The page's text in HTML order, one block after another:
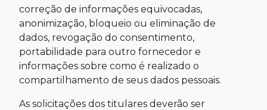
correção de informações equivocadas,
anonimização, bloqueio ou eliminação de
dados, revogação do consentimento,
portabilidade para outro fornecedor e
informações sobre como é realizado o
compartilhamento de seus dados pessoais.
As solicitações dos titulares deverão ser